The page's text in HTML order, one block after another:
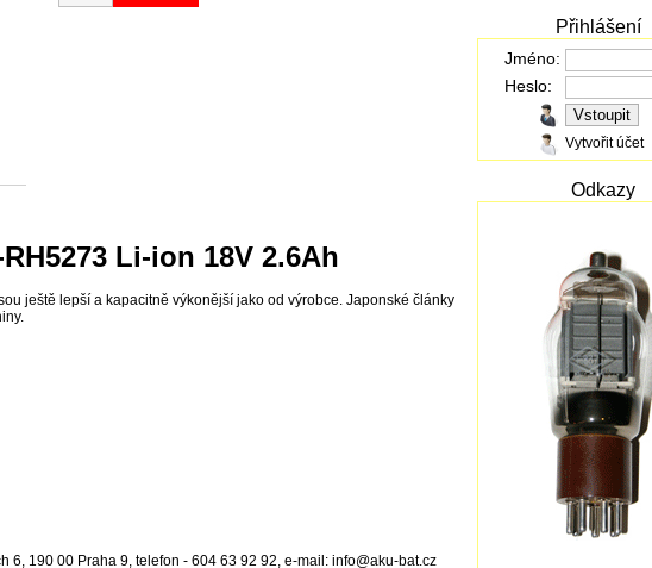
Li-ion 18V 2.6Ah
ještě lepší a kapacitně výkonější jako od výrobce. Japonské články
190 00 Praha 9, telefon - 604 63 92 92, e-mail: info@aku-bat.cz
Přihlášení
Jméno:
Heslo:
Vytvořit účet
Odkazy